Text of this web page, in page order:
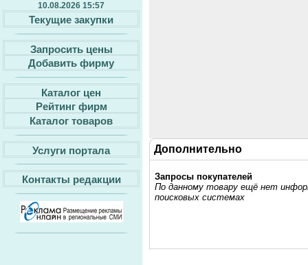
10.08.2026 15:57
Текущие закупки
Запросить цены
Добавить фирму
Каталог цен
Рейтинг фирм
Каталог товаров
Услуги портала
Контакты редакции
Дополнительно
Запросы покупателей
По данному товару ещё нет
поисковых системах